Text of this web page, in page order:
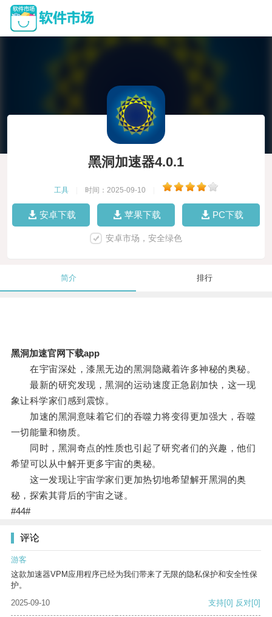
黑洞加速器4.0.1
工具 时间：2025-09-10
安卓下载 苹果下载 PC下载
安卓市场，安全绿色
简介 排行
黑洞加速官网下载app
在宇宙深处，漆黑无边的黑洞隐藏着许多神秘的奥秘。
最新的研究发现，黑洞的运动速度正急剧加快，这一现
象让科学家们感到震惊。
加速的黑洞意味着它们的吞噬力将变得更加强大，吞噬
一切能量和物质。
同时，黑洞奇点的性质也引起了研究者们的兴趣，他们
希望可以从中解开更多宇宙的奥秘。
这一发现让宇宙学家们更加热切地希望解开黑洞的奥
秘，探索其背后的宇宙之谜。
#44#
评论
游客
这款加速器VPM应用程序已经为我们带来了无限的隐私保护和安全性保
护。
2025-09-10
支持[0] 反对[0]